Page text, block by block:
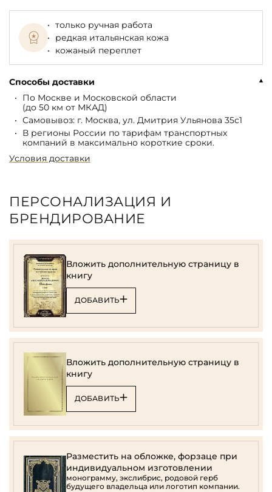
только ручная работа
редкая итальянская кожа
кожаный переплет
Способы доставки
По Москве и Московской области
(до 50 км от МКАД)
Самовывоз: г. Москва, ул. Дмитрия Ульянова 35с1
В регионы России по тарифам транспортных
компаний в максимально короткие сроки.
Условия доставки
ПЕРСОНАЛИЗАЦИЯ И
БРЕНДИРОВАНИЕ
Вложить дополнительную страницу в
книгу
ДОБАВИТЬ
Вложить дополнительную страницу в
книгу
ДОБАВИТЬ
Разместить на обложке, форзаце при
индивидуальном изготовлении
монограмму, экслибрис, родовой герб
будущего владельца или логотип компании.